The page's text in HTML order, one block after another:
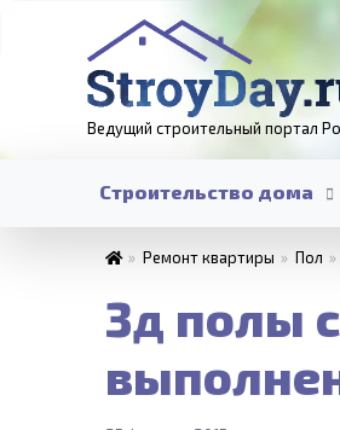
Ведущий строительный портал
Строительство дома
» Ремонт квартиры » Пол »
3д полы